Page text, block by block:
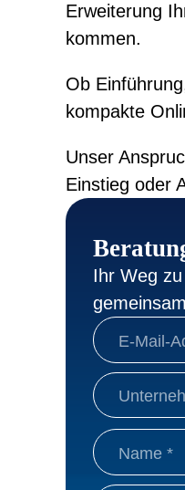
Erweiterung
kommen.
Ob
kompakte
Unser
Einstieg oder
Ihr Weg